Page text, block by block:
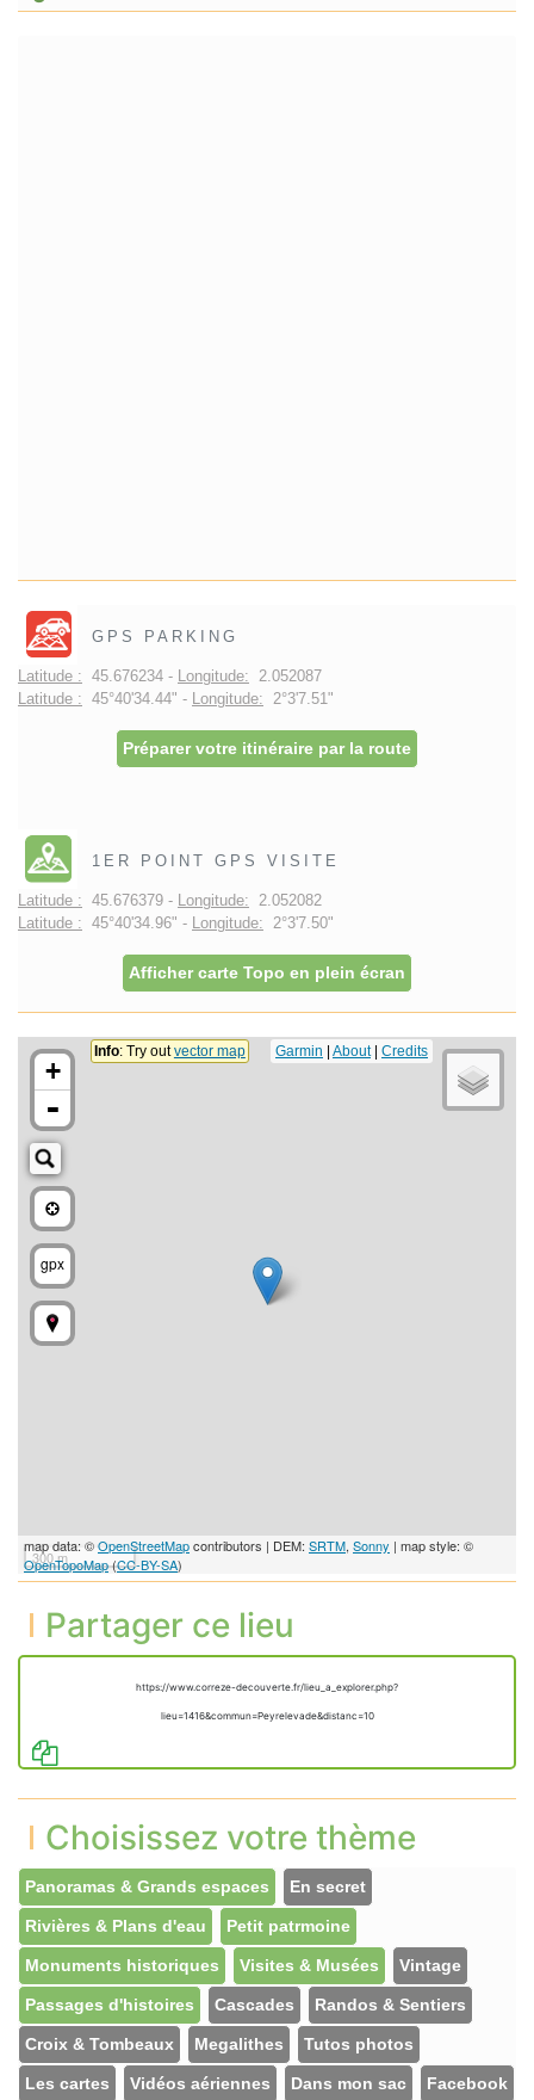
GPS PARKING
Latitude : 45.676234 - Longitude: 2.052087
Latitude : 45°40'34.44" - Longitude: 2°3'7.51"
Préparer votre itinéraire par la route
1ER POINT GPS VISITE
Latitude : 45.676379 - Longitude: 2.052082
Latitude : 45°40'34.96" - Longitude: 2°3'7.50"
Afficher carte Topo en plein écran
Partager ce lieu
https://www.correze-decouverte.fr/lieu_a_explorer.php?
lieu=1416&commun=Peyrelevade&distanc=10
Choisissez votre thème
Panoramas & Grands espaces En secret
Rivières & Plans d'eau Petit patrmoine
Monuments historiques Visites & Musées Vintage
Passages d'histoires Cascades Randos & Sentiers
Croix & Tombeaux Megalithes Tutos photos
Les cartes Vidéos aériennes Dans mon sac Facebook